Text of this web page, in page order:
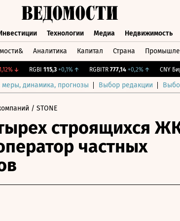
Технологии Медиа Недвижимость
Аналитика Капитал Страна
↓ RGBI 115,3 +0,1%↑ RGBITR 777,14 +0,2%↑ CNY Бирж.
динамика, прогнозы Выбор редакции
/ STONE
строящихся
частных